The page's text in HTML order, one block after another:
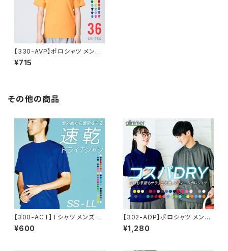
【330-AVP】ポロシャツ メンズ
レディース 半袖 ドライポロシャ
ツ(ポケット付) 4.4オンス SS S
¥715
その他の商品
【300-ACT】Tシャツ メンズ レ
ディース 無地 シンプル 薄手 涼
しい 吸汗速乾 UVカット 日除け
¥600
【302-ADP】ポロシャツ メンズ
レディース 半袖 4.4オンス ドラ
イポロシャツ
¥1,280